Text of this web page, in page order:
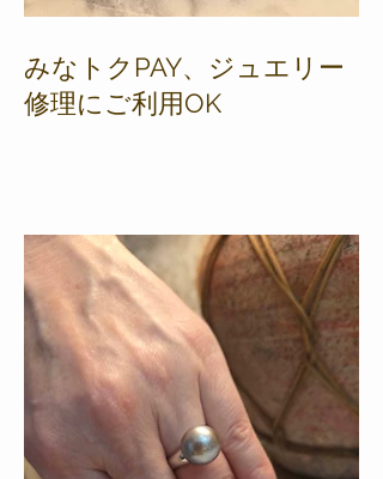
みなトクPAY、ジュエリー
修理にご利用OK